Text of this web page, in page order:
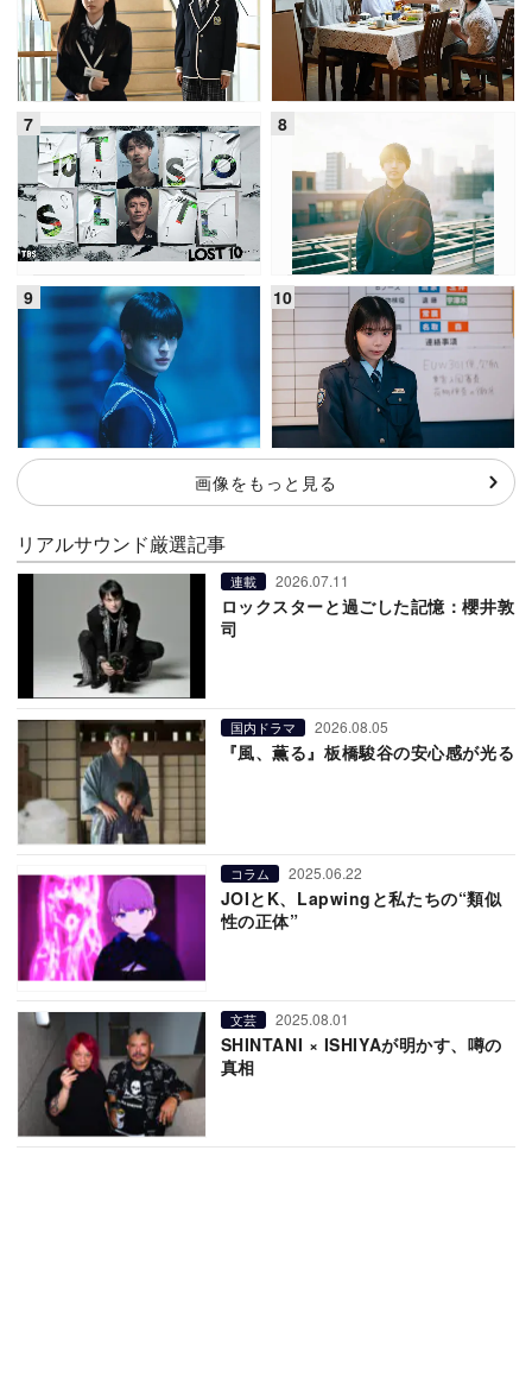
画像をもっと見る
リアルサウンド厳選記事
連載 2026.07.11
ロックスターと過ごした記憶：櫻井敦
司
国内ドラマ 2026.08.05
『風、薫る』板橋駿谷の安心感が光る
コラム 2025.06.22
JOIとK、Lapwingと私たちの“類似
性の正体”
文芸 2025.08.01
SHINTANI × ISHIYAが明かす、噂の
真相